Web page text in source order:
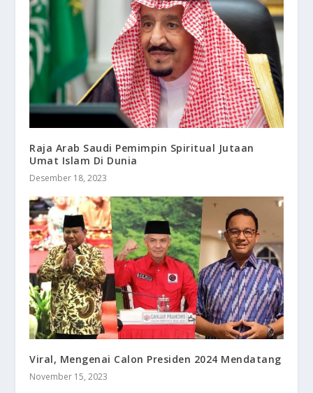
Raja Arab Saudi Pemimpin Spiritual Jutaan
Umat Islam Di Dunia
Desember 18, 2023
Viral, Mengenai Calon Presiden 2024 Mendatang
November 15, 2023